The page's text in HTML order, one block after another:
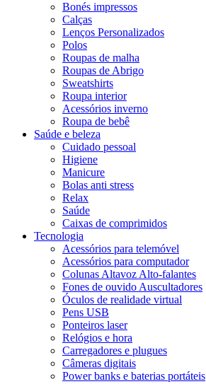
Bonés impressos
Calças
Lenços Personalizados
Polos
Roupas de malha
Roupas de Abrigo
Sweatshirts
Roupa interior
Acessórios inverno
Roupa de bebê
Saúde e beleza
Cuidado pessoal
Higiene
Manicure
Bolas anti stress
Relax
Saúde
Caixas de comprimidos
Tecnologia
Acessórios para telemóvel
Acessórios para computador
Colunas Altavoz Alto-falantes
Fones de ouvido Auscultadores
Óculos de realidade virtual
Pens USB
Ponteiros laser
Relógios e hora
Carregadores e plugues
Câmeras digitais
Power banks e baterias portáteis